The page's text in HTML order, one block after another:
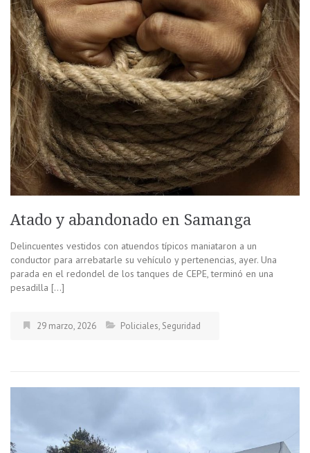
Atado y abandonado en Samanga
Delincuentes vestidos con atuendos típicos maniataron a un
conductor para arrebatarle su vehículo y pertenencias, ayer. Una
parada en el redondel de los tanques de CEPE, terminó en una
pesadilla […]
29 marzo, 2026 Policiales, Seguridad